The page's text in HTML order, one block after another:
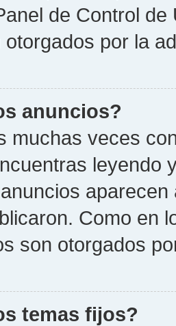
de Control
otorgados por la
anuncios?
muchas veces
leyendo
Como en
son otorgados
temas fijos?